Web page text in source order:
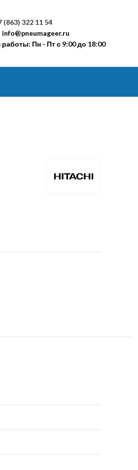
(863) 322 11 54
info@pneumageer.ru
Пн - Пт с 9:00 до 18:00